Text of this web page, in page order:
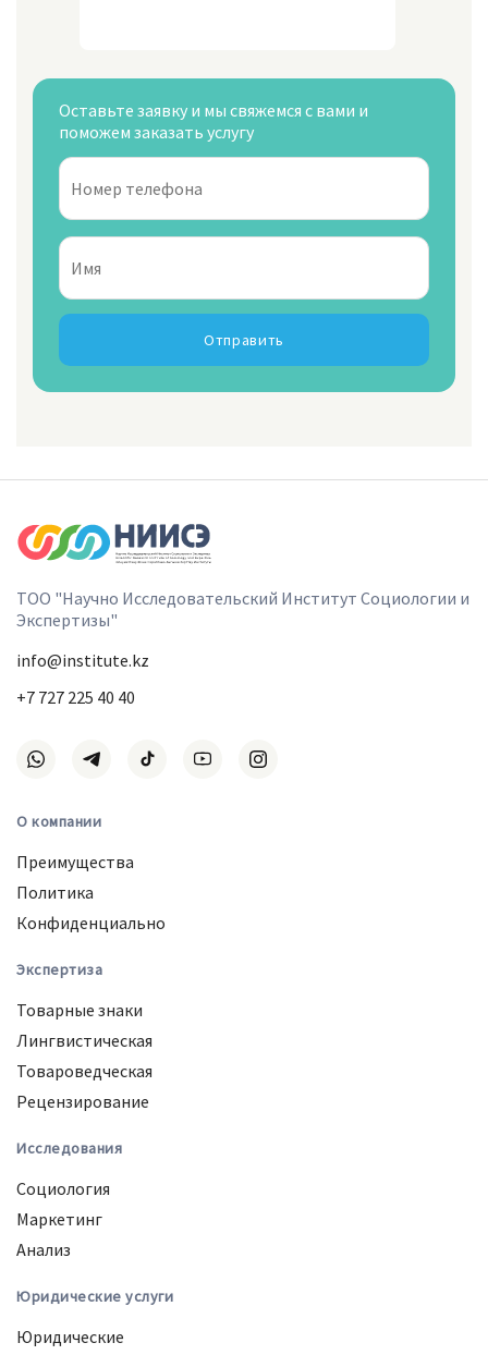
Оставьте заявку и мы свяжемся с вами и
поможем заказать услугу
Отправить
ТОО "Научно Исследовательский Институт Социологии и
Экспертизы"
info@institute.kz
+7 727 225 40 40
О компании
Преимущества
Политика
Конфиденциально
Экспертиза
Товарные знаки
Лингвистическая
Товароведческая
Рецензирование
Исследования
Социология
Маркетинг
Анализ
Юридические услуги
Юридические